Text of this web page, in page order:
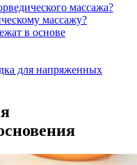
массажа?
массажу?
в основе
для напряженных